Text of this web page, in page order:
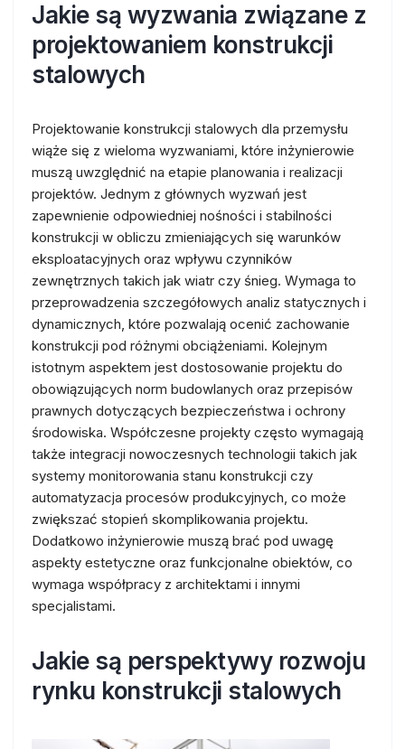
Jakie są wyzwania związane z
projektowaniem konstrukcji
stalowych
Projektowanie konstrukcji stalowych dla przemysłu
wiąże się z wieloma wyzwaniami, które inżynierowie
muszą uwzględnić na etapie planowania i realizacji
projektów. Jednym z głównych wyzwań jest
zapewnienie odpowiedniej nośności i stabilności
konstrukcji w obliczu zmieniających się warunków
eksploatacyjnych oraz wpływu czynników
zewnętrznych takich jak wiatr czy śnieg. Wymaga to
przeprowadzenia szczegółowych analiz statycznych i
dynamicznych, które pozwalają ocenić zachowanie
konstrukcji pod różnymi obciążeniami. Kolejnym
istotnym aspektem jest dostosowanie projektu do
obowiązujących norm budowlanych oraz przepisów
prawnych dotyczących bezpieczeństwa i ochrony
środowiska. Współczesne projekty często wymagają
także integracji nowoczesnych technologii takich jak
systemy monitorowania stanu konstrukcji czy
automatyzacja procesów produkcyjnych, co może
zwiększać stopień skomplikowania projektu.
Dodatkowo inżynierowie muszą brać pod uwagę
aspekty estetyczne oraz funkcjonalne obiektów, co
wymaga współpracy z architektami i innymi
specjalistami.
Jakie są perspektywy rozwoju
rynku konstrukcji stalowych